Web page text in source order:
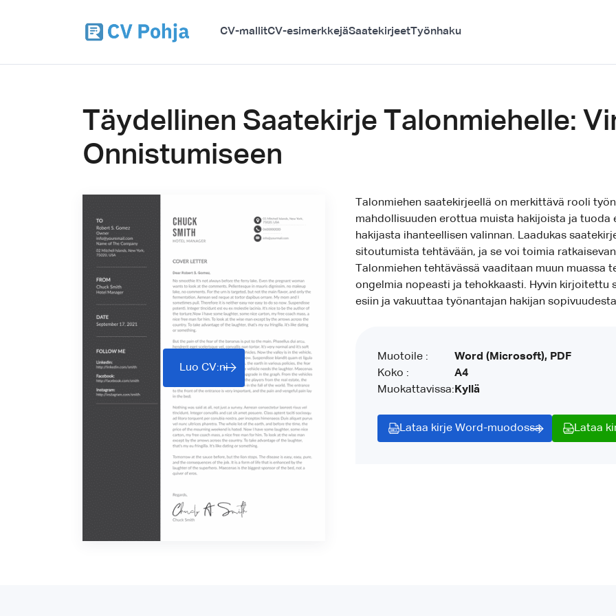
CV-mallitCV-esimerkkejäSaatekirjeetTyönhaku
Täydellinen Saatekirje Talonmiehelle:
Onnistumiseen
Luo CV:ni
Talonmiehen saatekirjeellä on merkittävä rooli
mahdollisuuden erottua muista hakijoista ja
hakijasta ihanteellisen valinnan. Laadukas
sitoutumista tehtävään, ja se voi toimia
Talonmiehen tehtävässä vaaditaan muun muassa
ongelmia nopeasti ja tehokkaasti. Hyvin kirjoitettu
esiin ja vakuuttaa työnantajan hakijan
Muotoile :
Koko :
Muokattavissa:
Word (Microsoft), PDF
A4
Kyllä
Lataa kirje Word-muodossa Lataa